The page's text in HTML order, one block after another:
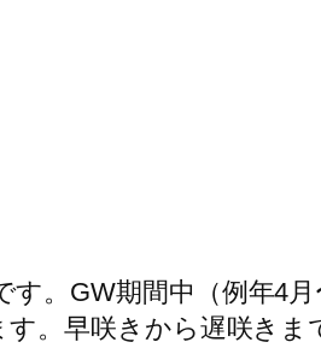
。GW期間中（例年4
。早咲きから遅咲きま